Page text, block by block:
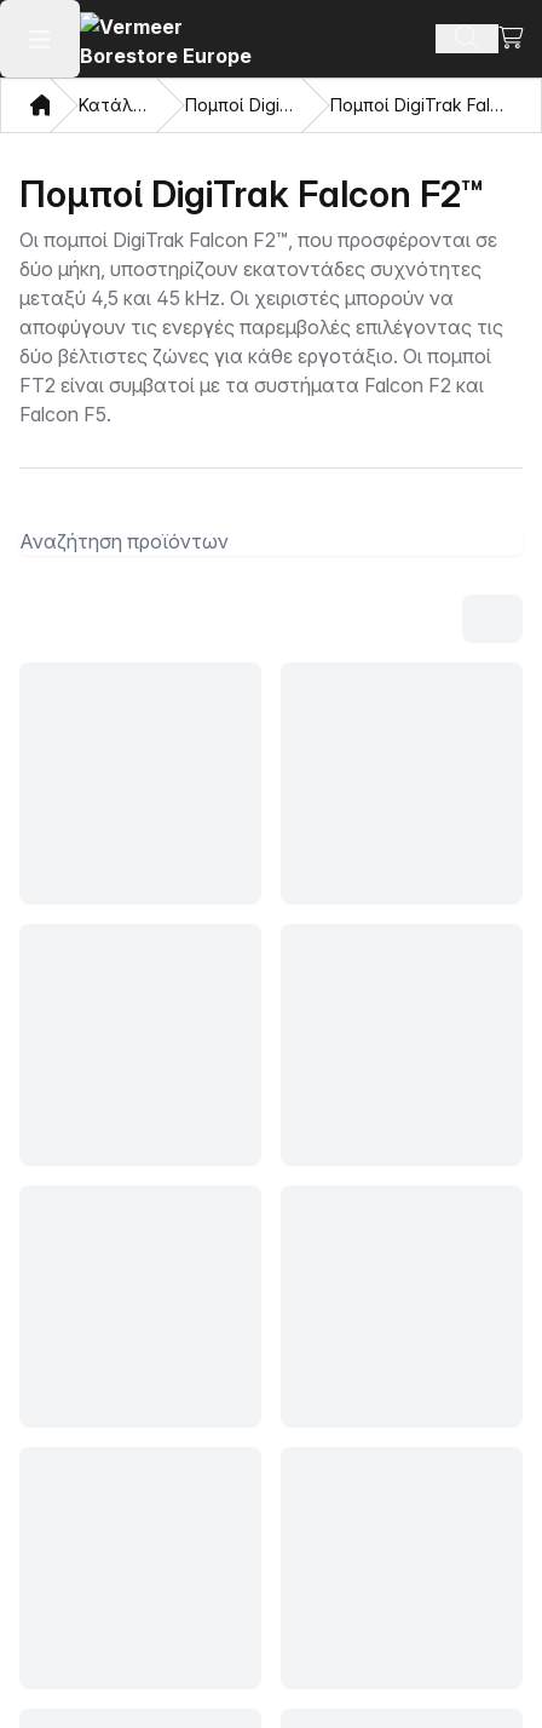
Άνοιγμα κύριου μενού
Σπίτι Κατάλογος Πομποί DigiTrak® Πομποί DigiTrak Falcon F2™
Πομποί DigiTrak Falcon F2™
Οι πομποί DigiTrak Falcon F2™, που προσφέρονται σε
δύο μήκη, υποστηρίζουν εκατοντάδες συχνότητες
μεταξύ 4,5 και 45 kHz. Οι χειριστές μπορούν να
αποφύγουν τις ενεργές παρεμβολές επιλέγοντας τις
δύο βέλτιστες ζώνες για κάθε εργοτάξιο. Οι πομποί
FT2 είναι συμβατοί με τα συστήματα Falcon F2 και
Falcon F5.